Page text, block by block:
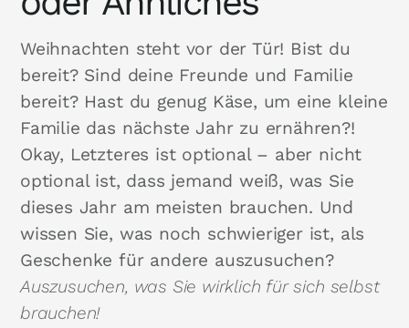
Weihnachten steht vor der Tür! Bist du
bereit? Sind deine Freunde und Familie
bereit? Hast du genug Käse, um eine kleine
Familie das nächste Jahr zu ernähren?!
Okay, Letzteres ist optional – aber nicht
optional ist, dass jemand weiß, was Sie
dieses Jahr am meisten brauchen. Und
wissen Sie, was noch schwieriger ist, als
Geschenke für andere auszusuchen?
Auszusuchen, was Sie wirklich für sich selbst
brauchen!